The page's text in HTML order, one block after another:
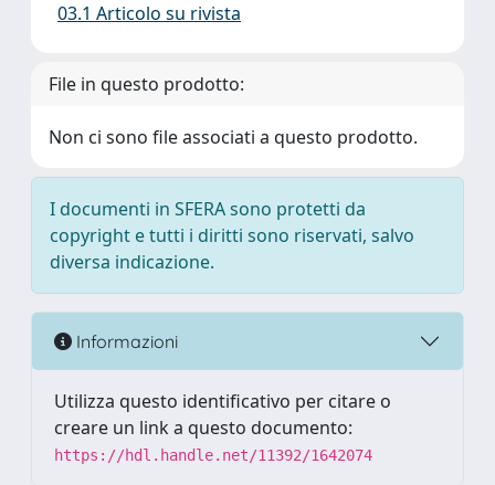
03.1 Articolo su rivista
File in questo prodotto:
Non ci sono file associati a questo prodotto.
I documenti in SFERA sono protetti da
copyright e tutti i diritti sono riservati, salvo
diversa indicazione.
Informazioni
Utilizza questo identificativo per citare o
creare un link a questo documento:
https://hdl.handle.net/11392/1642074